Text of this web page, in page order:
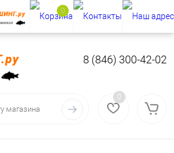
8 (846) 300-42-02
0
0